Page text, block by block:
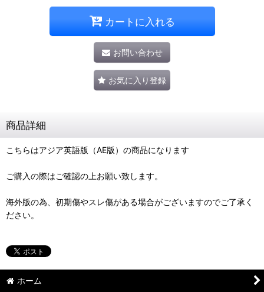
カートに入れる
お問い合わせ
お気に入り登録
商品詳細
こちらはアジア英語版（AE版）の商品になります
ご購入の際はご確認の上お願い致します。
海外版の為、初期傷やスレ傷がある場合がございますのでご了承く
ださい。
ホーム